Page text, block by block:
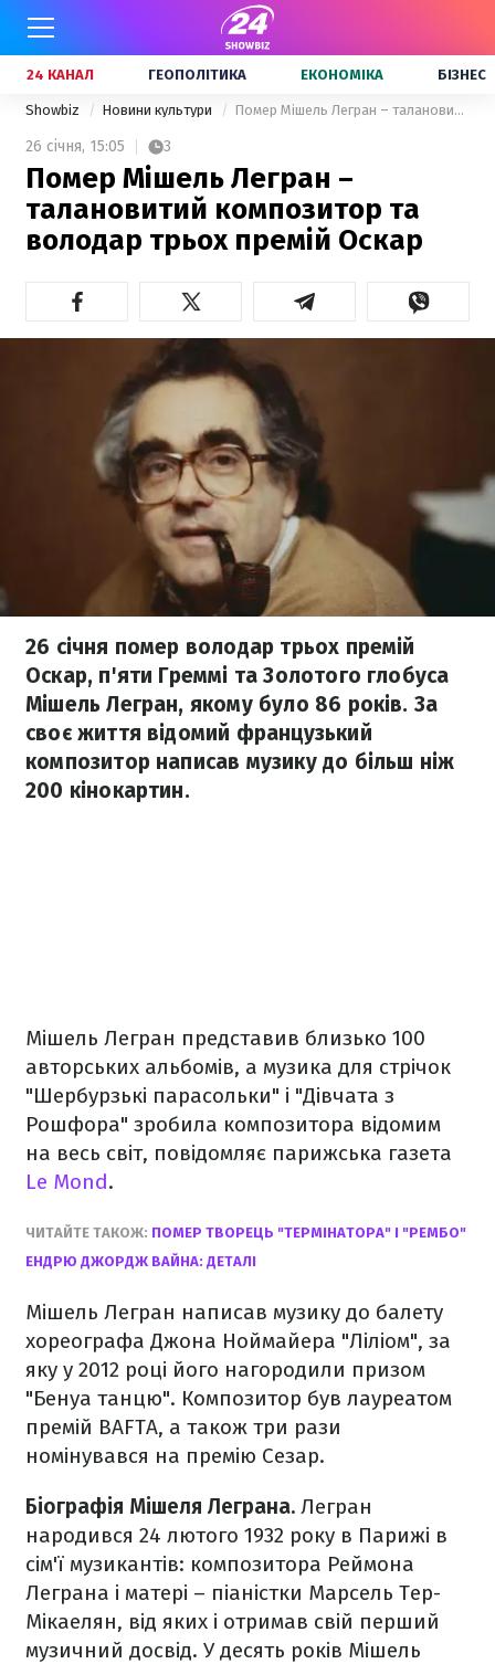
24 КАНАЛ ГЕОПОЛІТИКА ЕКОНОМІКА БІЗНЕС
Showbiz Новини культури Помер Мішель Легран – талановитий композитор та володар трьох премій Оскар
26 січня, 15:05 3
Помер Мішель Легран –
талановитий композитор та
володар трьох премій Оскар
26 січня помер володар трьох премій
Оскар, п'яти Греммі та Золотого глобуса
Мішель Легран, якому було 86 років. За
своє життя відомий французький
композитор написав музику до більш ніж
200 кінокартин.
Мішель Легран представив близько 100
авторських альбомів, а музика для стрічок
"Шербурзькі парасольки" і "Дівчата з
Рошфора" зробила композитора відомим
на весь світ, повідомляє парижська газета
Le Mond.
ЧИТАЙТЕ ТАКОЖ: ПОМЕР ТВОРЕЦЬ "ТЕРМІНАТОРА" І "РЕМБО"
ЕНДРЮ ДЖОРДЖ ВАЙНА: ДЕТАЛІ
Мішель Легран написав музику до балету
хореографа Джона Ноймайера "Ліліом", за
яку у 2012 році його нагородили призом
"Бенуа танцю". Композитор був лауреатом
премій BAFTA, а також три рази
номінувався на премію Сезар.
Біографія Мішеля Леграна. Легран
народився 24 лютого 1932 року в Парижі в
сім'ї музикантів: композитора Реймона
Леграна і матері – піаністки Марсель Тер-
Мікаелян, від яких і отримав свій перший
музичний досвід. У десять років Мішель